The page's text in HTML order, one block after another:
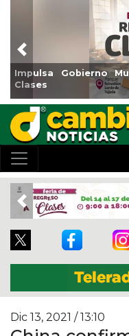
Impulsa Gobierno
Clases
Previous
Previous
Dic 13, 2021 / 13:10